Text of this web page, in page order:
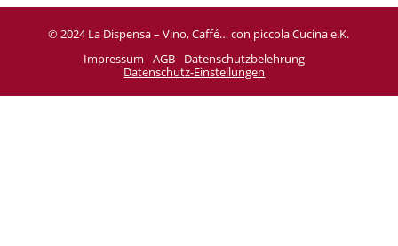
© 2024 La Dispensa – Vino, Caffé… con piccola Cucina e.K.
Impressum
AGB
Datenschutzbelehrung
Datenschutz-Einstellungen